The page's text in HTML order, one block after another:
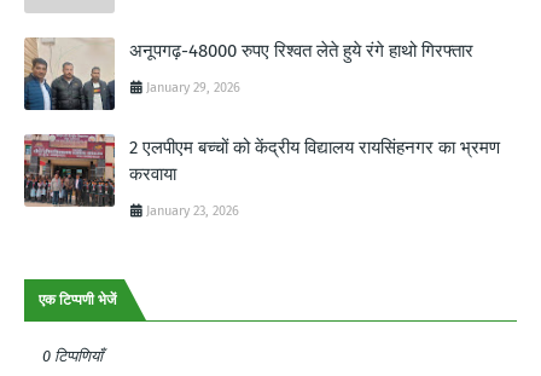
अनूपगढ़-48000 रुपए रिश्वत लेते हुये रंगे हाथो गिरफ्तार
January 29, 2026
2 एलपीएम बच्चों को केंद्रीय विद्यालय रायसिंहनगर का भ्रमण
करवाया
January 23, 2026
एक टिप्पणी भेजें
0 टिप्पणियाँ